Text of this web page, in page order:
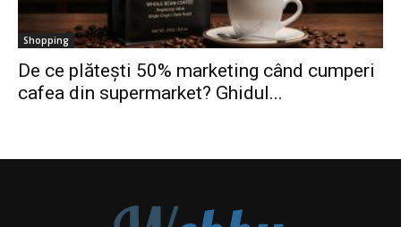
Shopping
De ce plătești 50% marketing când cumperi
cafea din supermarket? Ghidul...